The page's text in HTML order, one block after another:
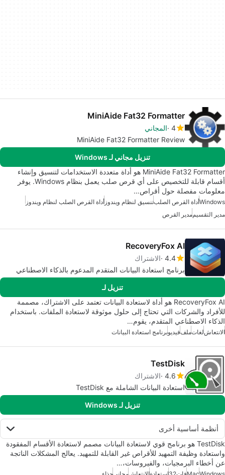
MiniAide Fat32 Formatter
4 المجاني
MiniAide Fat32 Formatter Review
تنزيل مجاني لـ Windows
MiniAide Fat32 Formatter هو أداة متعددة الاستخدامات لتنسيق وإنشاء
أقسام قابلة للتخصيص على أي قرص صلب يعمل بنظام Windows. يوفر
معلومات مفصلة حول أقراص…
Windowsأداة القرص الصلبتنسيق لنظام ويندوز أداة القرص الصلب لنظام ويندوز
مدير التقسيممدير القرص
RecoveryFox AI
4.4 الاشتراك
برنامج استعادة البيانات المتقدم المدعوم بالذكاء الاصطناعي
تنزيل لـ
RecoveryFox AI هو أداة لاستعادة البيانات تعتمد على الاشتراك، مصممة
للأفراد والشركات التي تحتاج إلى حلول موثوقة لاستعادة الملفات. باستخدام
الذكاء الاصطناعي المتقدم، يقوم…
الانتعاشلغاتملففيديوبرنامج استعادة البيانات
TestDisk
4.6 الاشتراك
استعادة البيانات الشاملة مع TestDisk
تنزيل لـ Windows
أنظمة أساسية أخرى
TestDisk هو برنامج قوي لاستعادة البيانات مصمم لاستعادة الأقسام المفقودة
واستعادة وظيفة التمهيد للأقراص غير القابلة للتمهيد. يعالج المشكلات الناتجة
عن أخطاء البرمجيات، والفيروسات،…